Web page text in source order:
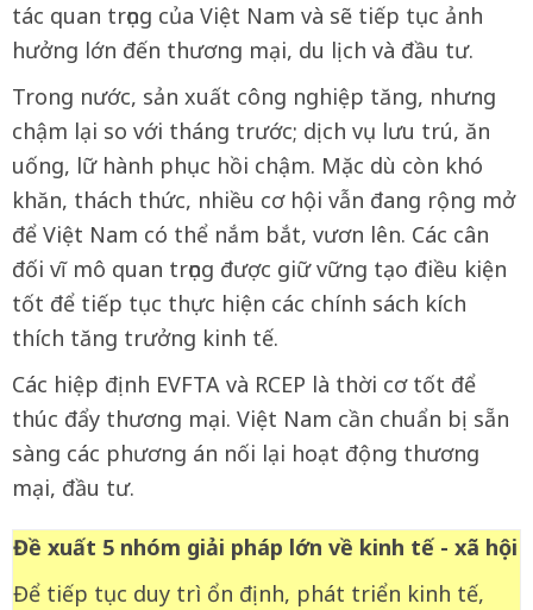
tác quan trọng của Việt Nam và sẽ tiếp tục ảnh
hưởng lớn đến thương mại, du lịch và đầu tư.
Trong nước, sản xuất công nghiệp tăng, nhưng
chậm lại so với tháng trước; dịch vụ lưu trú, ăn
uống, lữ hành phục hồi chậm. Mặc dù còn khó
khăn, thách thức, nhiều cơ hội vẫn đang rộng mở
để Việt Nam có thể nắm bắt, vươn lên. Các cân
đối vĩ mô quan trọng được giữ vững tạo điều kiện
tốt để tiếp tục thực hiện các chính sách kích
thích tăng trưởng kinh tế.
Các hiệp định EVFTA và RCEP là thời cơ tốt để
thúc đẩy thương mại. Việt Nam cần chuẩn bị sẵn
sàng các phương án nối lại hoạt động thương
mại, đầu tư.
Đề xuất 5 nhóm giải pháp lớn về kinh tế - xã hội
Để tiếp tục duy trì ổn định, phát triển kinh tế,